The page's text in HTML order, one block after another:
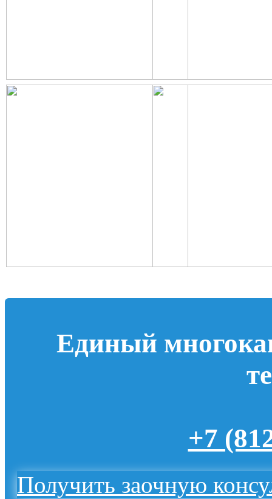
Единый
+7
Получить заочную